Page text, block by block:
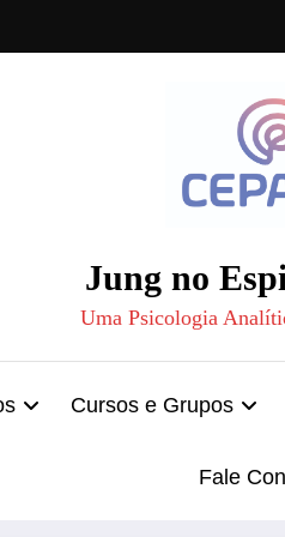
Jung no
Uma Psicologia
Cursos e Grupos
Fale